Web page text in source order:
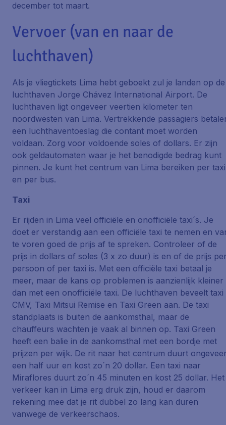
december tot maart.
Vervoer (van en naar de
luchthaven)
Als je vliegtickets Lima hebt geboekt zul je landen op de
luchthaven Jorge Chávez International Airport. De
luchthaven ligt ongeveer veertien kilometer ten
noordwesten van Lima. Vertrekkende passagiers
een luchthaventoeslag die contant moet worden
voldaan. Zorg voor voldoende soles of dollars. Er zijn
ook geldautomaten waar je het benodigde bedrag kunt
pinnen. Je kunt het centrum van Lima bereiken per taxi
en per bus.
Taxi
Er rijden in Lima veel officiële en onofficiële taxi´s. Je
doet er verstandig aan een officiële taxi te nemen en
te voren goed de prijs af te spreken. Controleer of de
prijs in dollars of soles (3 x zo duur) is en of de prijs
persoon of per taxi is. Met een officiële taxi betaal je
meer, maar de kans op problemen is aanzienlijk kleiner
dan met een onofficiële taxi. De luchthaven beveelt taxi
CMV, Taxi Mitsui Remise en Taxi Green aan. De taxi
standplaats is buiten de aankomsthal, maar de
chauffeurs wachten je vaak al binnen op. Taxi Green
heeft een balie in de aankomsthal met een bordje met
prijzen per wijk. De rit naar het centrum duurt
een half uur en kost zo´n 20 dollar. Een taxi naar
Miraflores duurt zo´n 45 minuten en kost 25 dollar. Het
verkeer kan in Lima erg druk zijn, houd er daarom
rekening mee dat je rit dubbel zo lang kan duren
vanwege de verkeerschaos.